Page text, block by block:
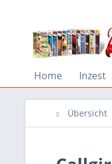
Home Inzest
Übersicht